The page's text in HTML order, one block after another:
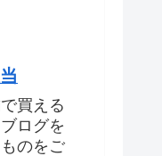
買える
ログを
のをご